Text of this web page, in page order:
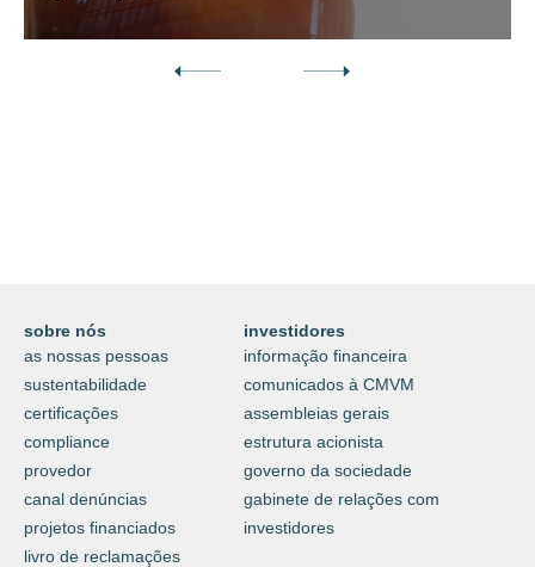
sobre nós
as nossas pessoas
sustentabilidade
certificações
compliance
provedor
canal denúncias
projetos financiados
livro de reclamações
investidores
informação financeira
comunicados à CMVM
assembleias gerais
estrutura acionista
governo da sociedade
gabinete de relações com
investidores